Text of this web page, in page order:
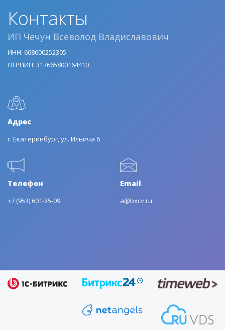
Контакты
ИП Чечун Всеволод Владиславович
ИНН: 668600252305
ОГРНИП: 317665800164410
Адрес
г. Екатеринбург, ул. Ильича 6
Телефон
+7 (953) 601-35-09
Email
a@bxcv.ru